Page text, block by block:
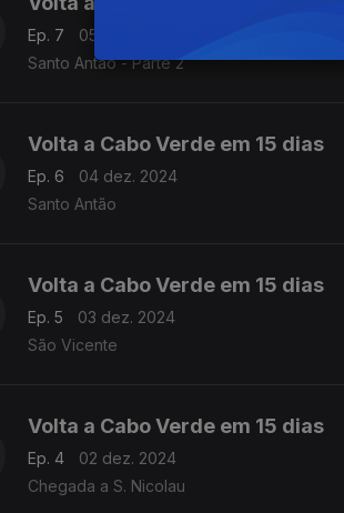
Ep. 7
05 dez. 2024
Santo Antão - Parte 2
Volta a Cabo Verde em 15 dias
Ep. 6
04 dez. 2024
Santo Antão
Volta a Cabo Verde em 15 dias
Ep. 5
03 dez. 2024
São Vicente
Volta a Cabo Verde em 15 dias
Ep. 4
02 dez. 2024
Chegada a S. Nicolau